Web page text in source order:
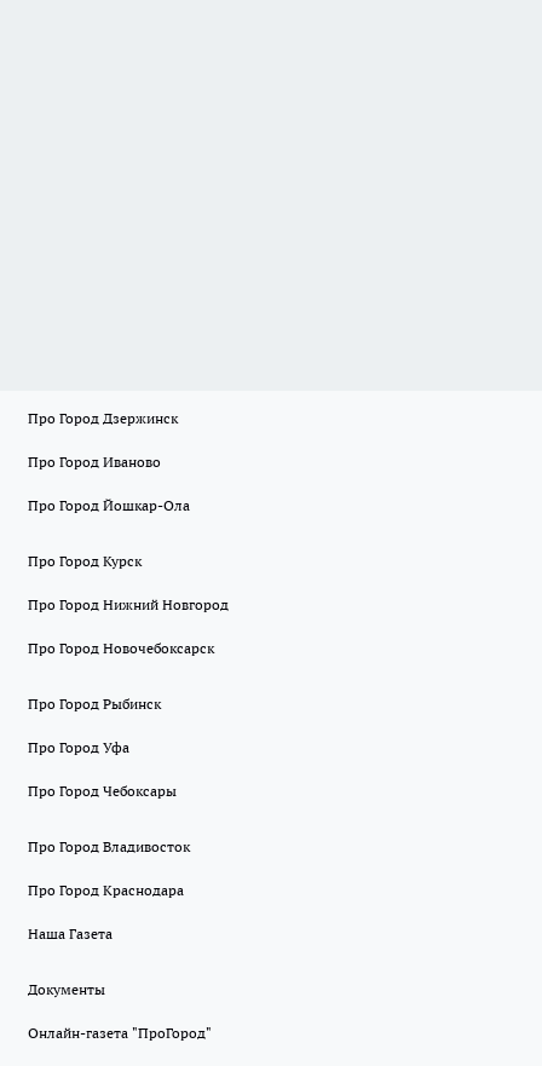
Про Город Дзержинск
Про Город Иваново
Про Город Йошкар-Ола
Про Город Курск
Про Город Нижний Новгород
Про Город Новочебоксарск
Про Город Рыбинск
Про Город Уфа
Про Город Чебоксары
Про Город Владивосток
Про Город Краснодара
Наша Газета
Документы
Онлайн-газета "ПроГород"